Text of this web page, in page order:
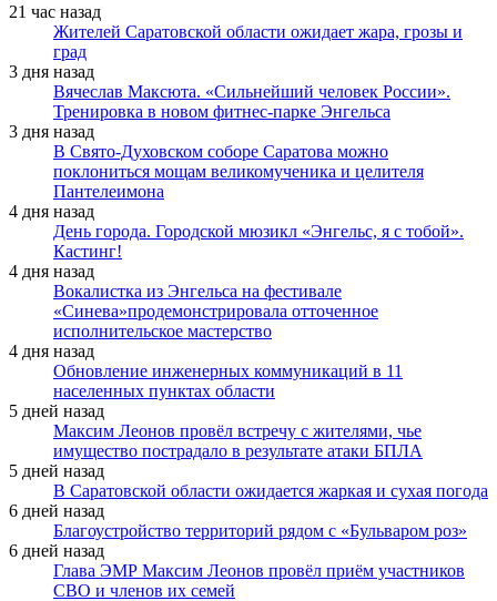
21 час назад
Жителей Саратовской области ожидает жара, грозы и
град
3 дня назад
Вячеслав Максюта. «Сильнейший человек России».
Тренировка в новом фитнес-парке Энгельса
3 дня назад
В Свято-Духовском соборе Саратова можно
поклониться мощам великомученика и целителя
Пантелеимона
4 дня назад
День города. Городской мюзикл «Энгельс, я с тобой».
Кастинг!
4 дня назад
Вокалистка из Энгельса на фестивале
«Синева»продемонстрировала отточенное
исполнительское мастерство
4 дня назад
Обновление инженерных коммуникаций в 11
населенных пунктах области
5 дней назад
Максим Леонов провёл встречу с жителями, чье
имущество пострадало в результате атаки БПЛА
5 дней назад
В Саратовской области ожидается жаркая и сухая погода
6 дней назад
Благоустройство территорий рядом с «Бульваром роз»
6 дней назад
Глава ЭМР Максим Леонов провёл приём участников
СВО и членов их семей